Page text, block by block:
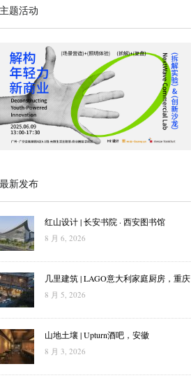
题活动
新发布
红山设计 | 长安书院 · 西安图书馆
8 月 6, 2026
几里建筑 | LAGO意大利家庭厨房，重庆
8 月 5, 2026
山地土壤 | Upturn酒吧，安徽
8 月 3, 2026